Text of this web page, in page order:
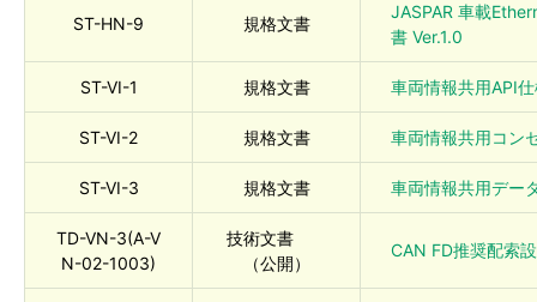
ST-HN-9 規格文書
JASPAR 車載
書 Ver.1.0
ST-VI-1 規格文書 車両情報共用API
ST-VI-2 規格文書 車両情報共用コン
ST-VI-3 規格文書 車両情報共用デー
TD-VN-3(A-V
N-02-1003)
技術文書
（公開）
CAN FD推奨配索